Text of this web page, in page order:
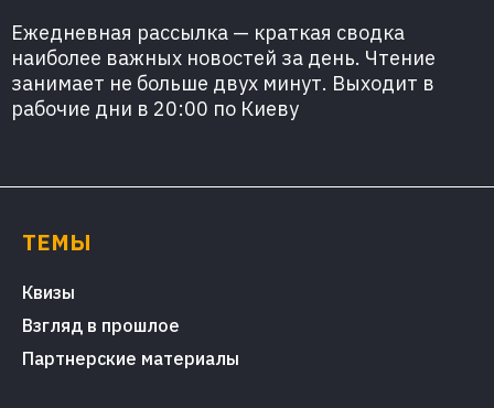
Ежедневная рассылка — краткая сводка
наиболее важных новостей за день. Чтение
занимает не больше двух минут. Выходит в
рабочие дни в 20:00 по Киеву
ТЕМЫ
Квизы
Взгляд в прошлое
Партнерские материалы